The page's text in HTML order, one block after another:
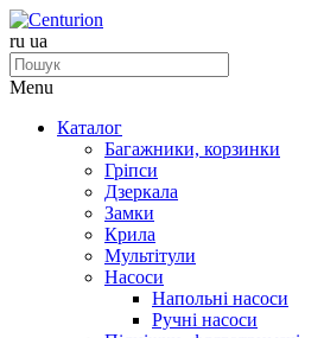
ru ua
Menu
Каталог
Багажники, корзинки
Гріпси
Дзеркала
Замки
Крила
Мультітули
Насоси
Напольні насоси
Ручні насоси